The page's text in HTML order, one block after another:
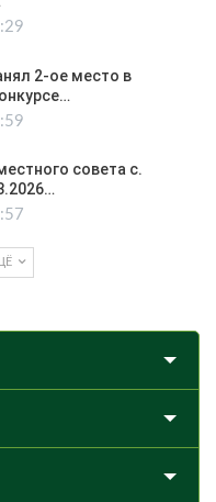
2-ое место в
совета с.